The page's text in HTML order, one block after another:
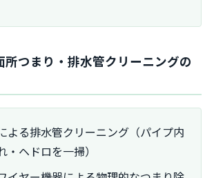
所つまり・排水管クリーニングの
よる排水管クリーニング（パイプ内
・ヘドロを一掃）